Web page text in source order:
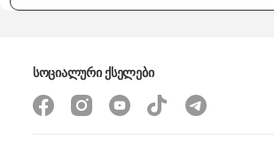
სოციალური ქსელები